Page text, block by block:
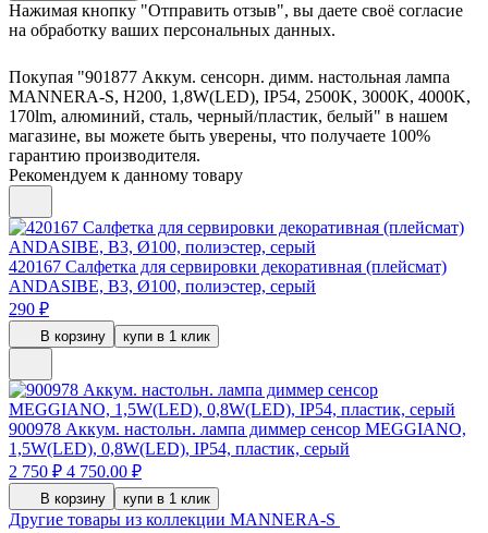
Нажимая кнопку "Отправить отзыв", вы даете своё согласие
на обработку ваших персональных данных.
Покупая "901877 Аккум. сенсорн. димм. настольная лампа
MANNERA-S, H200, 1,8W(LED), IP54, 2500K, 3000K, 4000K,
170lm, алюминий, сталь, черный/пластик, белый" в нашем
магазине, вы можете быть уверены, что получаете 100%
гарантию производителя.
Рекомендуем к данному товару
420167 Салфетка для сервировки декоративная (плейсмат)
ANDASIBE, B3, Ø100, полиэстер, серый
290 ₽
В корзину купи в 1 клик
900978 Аккум. настольн. лампа диммер сенсор MEGGIANO,
1,5W(LED), 0,8W(LED), IP54, пластик, серый
2 750 ₽ 4 750.00 ₽
В корзину купи в 1 клик
Другие товары из коллекции MANNERA-S